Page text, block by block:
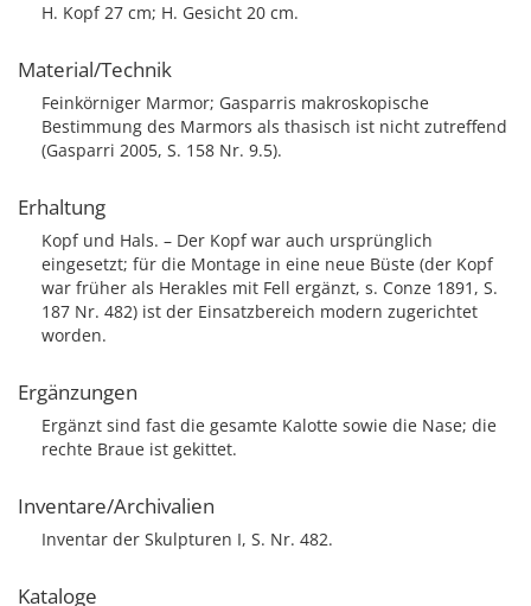
H. Kopf 27 cm; H. Gesicht 20 cm.
Material/Technik
Feinkörniger Marmor; Gasparris makroskopische
Bestimmung des Marmors als thasisch ist nicht zutreffend
(Gasparri 2005, S. 158 Nr. 9.5).
Erhaltung
Kopf und Hals. – Der Kopf war auch ursprünglich
eingesetzt; für die Montage in eine neue Büste (der Kopf
war früher als Herakles mit Fell ergänzt, s. Conze 1891, S.
187 Nr. 482) ist der Einsatzbereich modern zugerichtet
worden.
Ergänzungen
Ergänzt sind fast die gesamte Kalotte sowie die Nase; die
rechte Braue ist gekittet.
Inventare/Archivalien
Inventar der Skulpturen I, S. Nr. 482.
Kataloge